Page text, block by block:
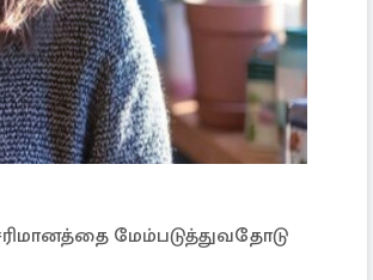
மேம்படுத்துவதோடு